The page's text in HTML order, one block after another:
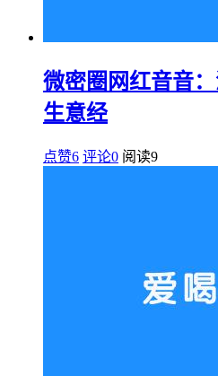
微密圈网红音音
生意经
点赞6 评论0 阅读9